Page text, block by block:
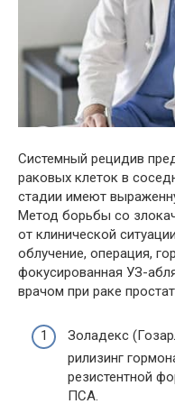
Системный рецидив
раковых клеток в
стадии имеют
Метод борьбы со
от клинической
облучение, операция,
фокусированная УЗ-
врачом при раке
Золадекс
рилизинг
резистентной
ПСА.